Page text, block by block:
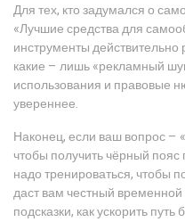
Для тех, кто задумался о
«Лучшие средства для
инструменты
какие – лишь «рекламный
использования и правовые
увереннее.
Наконец, если ваш вопрос –
чтобы получить чёрный пояс
надо тренироваться, чтобы
даст вам честный
подсказки, как ускорить